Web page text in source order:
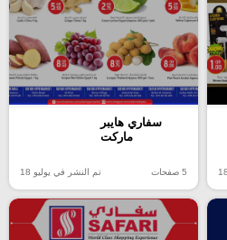
سفاري هايبر
ماركت
5 صفحات تم النشر في يوليو 18